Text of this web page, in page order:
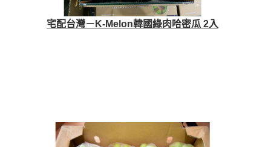
宅配台灣－K-Melon韓國綠肉哈密瓜 2入